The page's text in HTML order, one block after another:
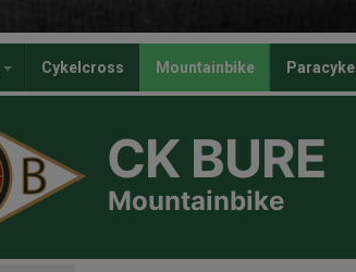
Cykelcross Mountainbike Paracykel
CK BURE
Mountainbike